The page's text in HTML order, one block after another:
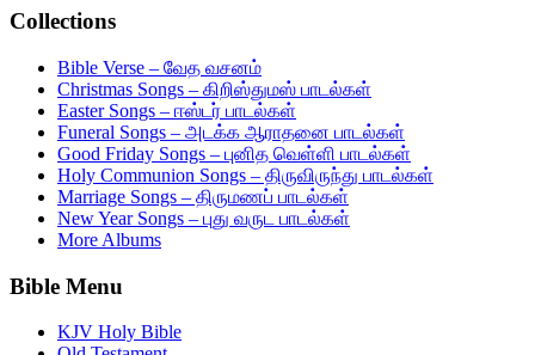
Collections
Bible Verse – வேத வசனம்
Christmas Songs – கிறிஸ்துமஸ் பாடல்கள்
Easter Songs – ஈஸ்டர் பாடல்கள்
Funeral Songs – அடக்க ஆராதனை பாடல்கள்
Good Friday Songs – புனித வெள்ளி பாடல்கள்
Holy Communion Songs – திருவிருந்து பாடல்கள்
Marriage Songs – திருமணப் பாடல்கள்
New Year Songs – புது வருட பாடல்கள்
More Albums
Bible Menu
KJV Holy Bible